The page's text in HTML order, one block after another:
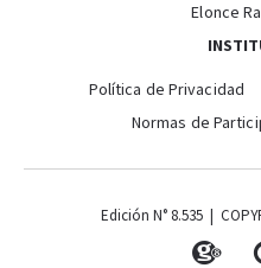
Elonce
Política de Privacidad
Normas de
Edición N° 8.535 |